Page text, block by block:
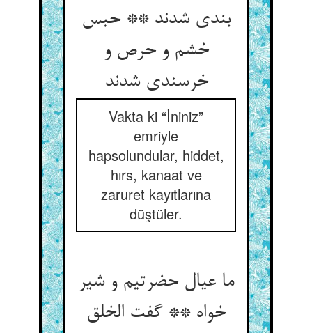
بندی شدند ** حبس
خشم و حرص و
خرسندی شدند
Vakta ki “İniniz”
emriyle
hapsolundular, hiddet,
hırs, kanaat ve
zaruret kayıtlarına
düştüler.
ما عیال حضرتیم و شیر
خواه ** گفت الخلق